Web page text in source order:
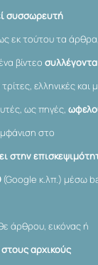
συσσωρευτή
εκ τούτου τα άρθρα,
βίντεο
ελληνικές και
ως πηγές,
στο
στην
(Google κ.λπ.) μέσω
άρθρου, εικόνας ή
αρχικούς